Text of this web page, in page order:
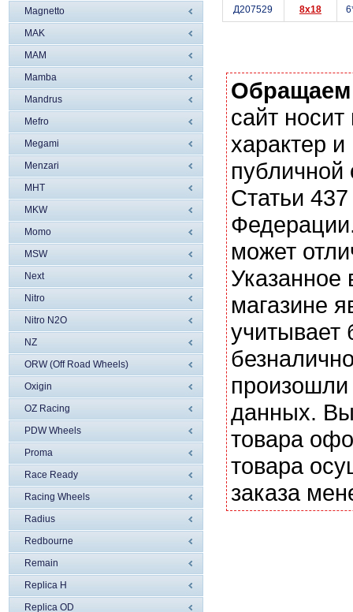
Magnetto
MAK
MAM
Mamba
Mandrus
Mefro
Megami
Menzari
MHT
MKW
Momo
MSW
Next
Nitro
Nitro N2O
NZ
ORW (Off Road Wheels)
Oxigin
OZ Racing
PDW Wheels
Proma
Race Ready
Racing Wheels
Radius
Redbourne
Remain
Replica H
Replica OD
Д207529 8x18
сайт
характер
Статьи
может
магазине
учитывает
данных. Вы
товара
товара
заказа